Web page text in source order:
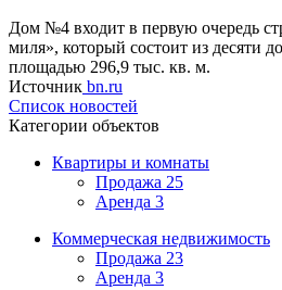
Дом №4 входит в первую очередь
миля», который состоит из десяти
площадью 296,9 тыс. кв. м.
Источник bn.ru
Список новостей
Категории объектов
Квартиры и комнаты
Продажа 25
Аренда 3
Коммерческая недвижимость
Продажа 23
Аренда 3